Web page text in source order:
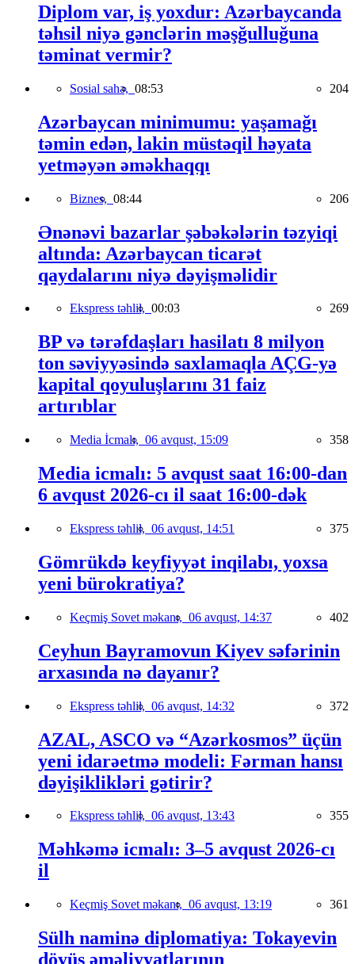
Diplom var, iş yoxdur: Azərbaycanda
təhsil niyə gənclərin məşğulluğuna
təminat vermir?
Sosial sahə, 08:53 204
Azərbaycan minimumu: yaşamağı
təmin edən, lakin müstəqil həyata
yetməyən əməkhaqqı
Biznes, 08:44 206
Ənənəvi bazarlar şəbəkələrin təzyiqi
altında: Azərbaycan ticarət
qaydalarını niyə dəyişməlidir
Ekspress təhlil, 00:03 269
BP və tərəfdaşları hasilatı 8 milyon
ton səviyyəsində saxlamaqla AÇG-yə
kapital qoyuluşlarını 31 faiz
artırıblar
Media İcmalı, 06 avqust, 15:09 358
Media icmalı: 5 avqust saat 16:00-dan
6 avqust 2026-cı il saat 16:00-dək
Ekspress təhlil, 06 avqust, 14:51 375
Gömrükdə keyfiyyət inqilabı, yoxsa
yeni bürokratiya?
Keçmiş Sovet məkanı, 06 avqust, 14:37 402
Ceyhun Bayramovun Kiyev səfərinin
arxasında nə dayanır?
Ekspress təhlil, 06 avqust, 14:32 372
AZAL, ASCO və “Azərkosmos” üçün
yeni idarəetmə modeli: Fərman hansı
dəyişiklikləri gətirir?
Ekspress təhlil, 06 avqust, 13:43 355
Məhkəmə icmalı: 3–5 avqust 2026-cı
il
Keçmiş Sovet məkanı, 06 avqust, 13:19 361
Sülh naminə diplomatiya: Tokayevin
döyüş əməliyyatlarının